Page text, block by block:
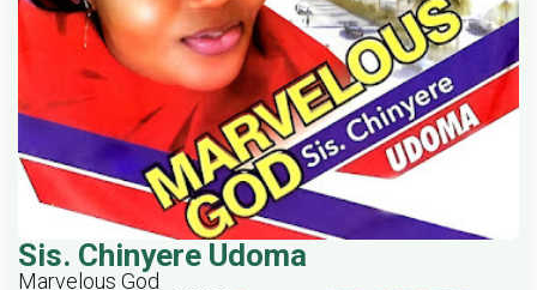
Sis. Chinyere Udoma
Marvelous God